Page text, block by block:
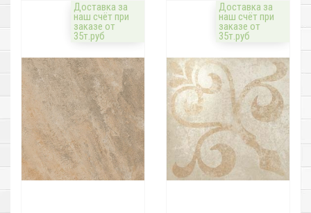
Доставка за
наш счёт при
заказе от
35т.руб
Доставка за
наш счёт при
заказе от
35т.руб